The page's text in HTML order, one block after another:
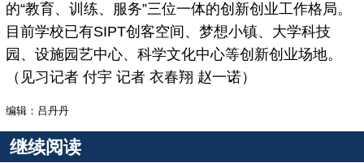
的“教育、训练、服务”三位一体的创新创业工作格局。
目前学校已有SIPT创客空间、梦想小镇、大学科技
园、设施园艺中心、科学文化中心等创新创业场地。
（见习记者 付宇 记者 衣春翔 赵一诺）
编辑：吕丹丹
继续阅读